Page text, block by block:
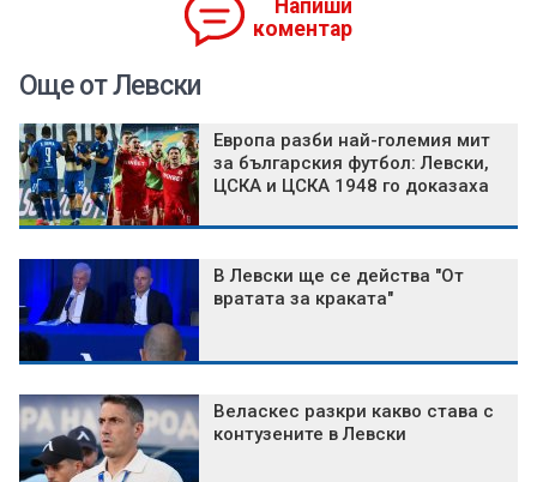
Напиши
коментар
Още от Левски
Европа разби най-големия мит
за българския футбол: Левски,
ЦСКА и ЦСКА 1948 го доказаха
В Левски ще се действа "От
вратата за краката"
Веласкес разкри какво става с
контузените в Левски